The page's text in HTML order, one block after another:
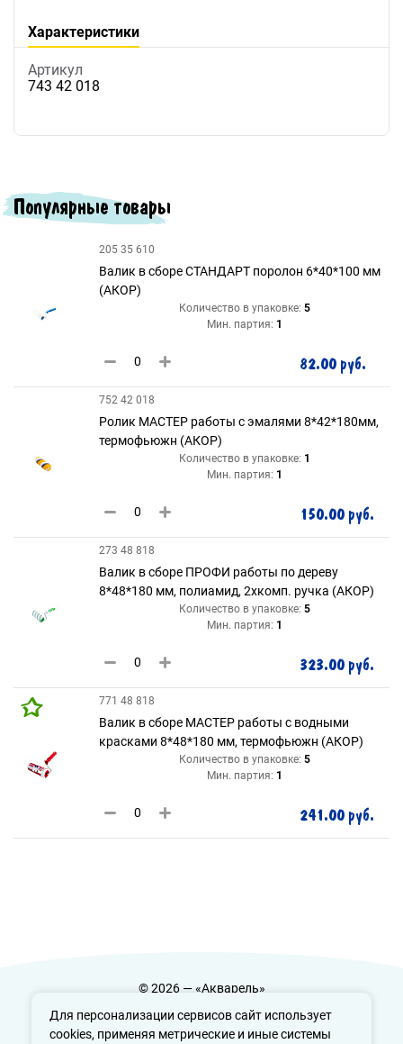
Для персонализации сервисов сайт использует
cookies, применяя метрические и иные системы
Характеристики
Артикул
743 42 018
Популярные товары
205 35 610
Валик в сборе СТАНДАРТ поролон 6*40*100 мм
(АКОР)
Количество в упаковке: 5
Мин. партия: 1
82.00 руб.
752 42 018
Ролик МАСТЕР работы с эмалями 8*42*180мм,
термофьюжн (АКОР)
Количество в упаковке: 1
Мин. партия: 1
150.00 руб.
273 48 818
Валик в сборе ПРОФИ работы по дереву
8*48*180 мм, полиамид, 2хкомп. ручка (АКОР)
Количество в упаковке: 5
Мин. партия: 1
323.00 руб.
771 48 818
Валик в сборе МАСТЕР работы с водными
красками 8*48*180 мм, термофьюжн (АКОР)
Количество в упаковке: 5
Мин. партия: 1
241.00 руб.
© 2026 — «Акварель»
Политика конфиденциальности